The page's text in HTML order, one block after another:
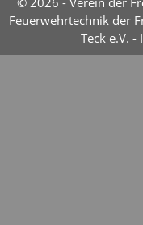
Feuerwehrtechnik der
Teck e.V. -